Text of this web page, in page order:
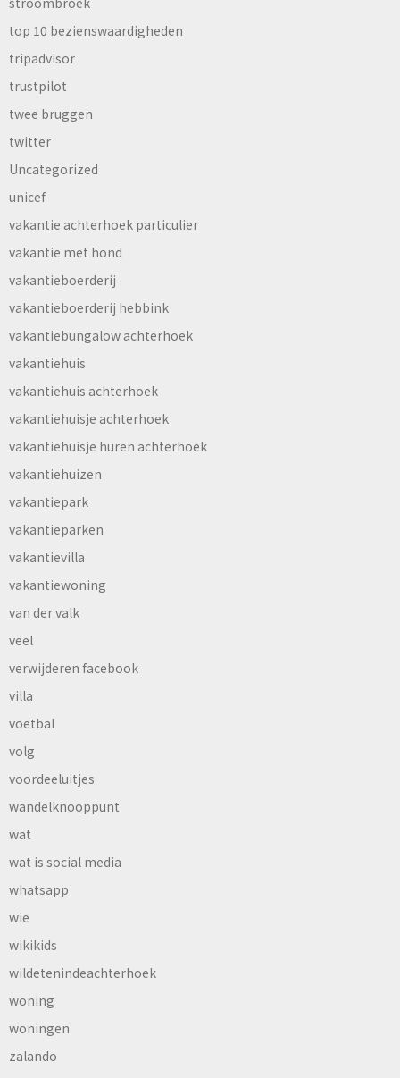
top 10 bezienswaardigheden
tripadvisor
trustpilot
twee bruggen
twitter
Uncategorized
unicef
vakantie achterhoek particulier
vakantie met hond
vakantieboerderij
vakantieboerderij hebbink
vakantiebungalow achterhoek
vakantiehuis
vakantiehuis achterhoek
vakantiehuisje achterhoek
vakantiehuisje huren achterhoek
vakantiehuizen
vakantiepark
vakantieparken
vakantievilla
vakantiewoning
van der valk
veel
verwijderen facebook
villa
voetbal
volg
voordeeluitjes
wandelknooppunt
wat
wat is social media
whatsapp
wie
wikikids
wildetenindeachterhoek
woning
woningen
zalando